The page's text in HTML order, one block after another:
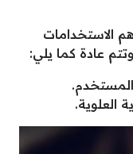
الاستخدامات
عادة كما يلي:
العلوية.